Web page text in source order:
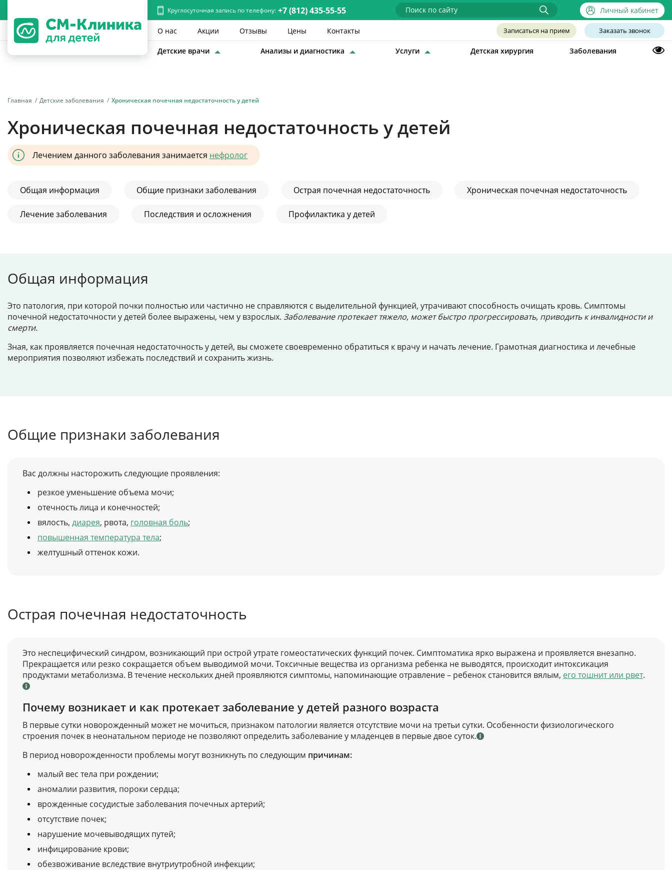
Круглосуточная запись по телефону: +7 (812) 435-55-55 Личный кабинет
О нас Акции Отзывы Цены Контакты Записаться на прием Заказать звонок
Детские врачи Анализы и диагностика Услуги Детская хирургия Заболевания
Главная Детские заболевания Хроническая почечная недостаточность у детей
Хроническая почечная недостаточность у детей
Лечением данного заболевания занимается нефролог
Общая информация Общие признаки заболевания Острая почечная недостаточность Хроническая почечная недостаточность
Лечение заболевания Последствия и осложнения Профилактика у детей
Общая информация
Это патология, при которой почки полностью или частично не справляются с выделительной функцией, утрачивают способность очищать кровь. Симптомы
почечной недостаточности у детей более выражены, чем у взрослых. Заболевание протекает тяжело, может быстро прогрессировать, приводить к инвалидности и
смерти.
Зная, как проявляется почечная недостаточность у детей, вы сможете своевременно обратиться к врачу и начать лечение. Грамотная диагностика и лечебные
мероприятия позволяют избежать последствий и сохранить жизнь.
Общие признаки заболевания
Вас должны насторожить следующие проявления:
резкое уменьшение объема мочи;
отечность лица и конечностей;
вялость, диарея, рвота, головная боль;
повышенная температура тела;
желтушный оттенок кожи.
Острая почечная недостаточность
Это неспецифический синдром, возникающий при острой утрате гомеостатических функций почек. Симптоматика ярко выражена и проявляется внезапно.
Прекращается или резко сокращается объем выводимой мочи. Токсичные вещества из организма ребенка не выводятся, происходит интоксикация
продуктами метаболизма. В течение нескольких дней проявляются симптомы, напоминающие отравление – ребенок становится вялым, его тошнит или рвет.
Почему возникает и как протекает заболевание у детей разного возраста
В первые сутки новорожденный может не мочиться, признаком патологии является отсутствие мочи на третьи сутки. Особенности физиологического
строения почек в неонатальном периоде не позволяют определить заболевание у младенцев в первые двое суток.
В период новорожденности проблемы могут возникнуть по следующим причинам:
малый вес тела при рождении;
аномалии развития, пороки сердца;
врожденные сосудистые заболевания почечных артерий;
отсутствие почек;
нарушение мочевыводящих путей;
инфицирование крови;
обезвоживание вследствие внутриутробной инфекции;
Детская хирургия
Заболевания
Акции
Отзывы
Личный кабинет
+7 (812) 435-55-55